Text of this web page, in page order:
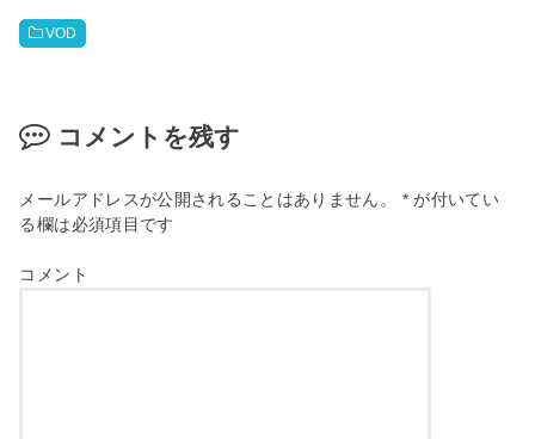
VOD
コメントを残す
メールアドレスが公開されることはありません。 *が付いてい
る欄は必須項目です
コメント